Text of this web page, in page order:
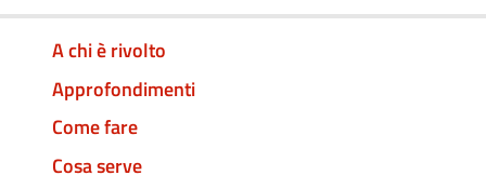
A chi è rivolto
Approfondimenti
Come fare
Cosa serve